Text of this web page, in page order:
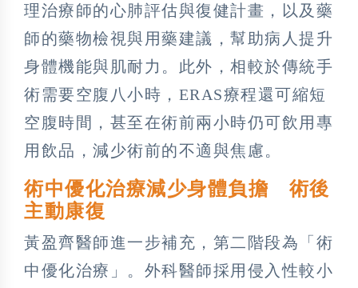
理治療師的心肺評估與復健計畫，以及藥
師的藥物檢視與用藥建議，幫助病人提升
身體機能與肌耐力。此外，相較於傳統手
術需要空腹八小時，ERAS療程還可縮短
空腹時間，甚至在術前兩小時仍可飲用專
用飲品，減少術前的不適與焦慮。
術中優化治療減少身體負擔 術後
主動康復
黃盈齊醫師進一步補充，第二階段為「術
中優化治療」。外科醫師採用侵入性較小